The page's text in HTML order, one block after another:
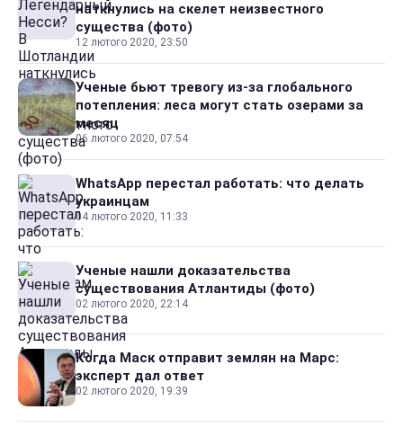
наткнулись на скелет неизвестного
существа (фото)
12 лютого 2020, 23:50
Ученые бьют тревогу из-за глобального
потепления: леса могут стать озерами за
месяц
06 лютого 2020, 07:54
WhatsApp перестал работать: что делать
украинцам
04 лютого 2020, 11:33
Ученые нашли доказательства
существования Атлантиды (фото)
02 лютого 2020, 22:14
Когда Маск отправит землян на Марс:
эксперт дал ответ
02 лютого 2020, 19:39